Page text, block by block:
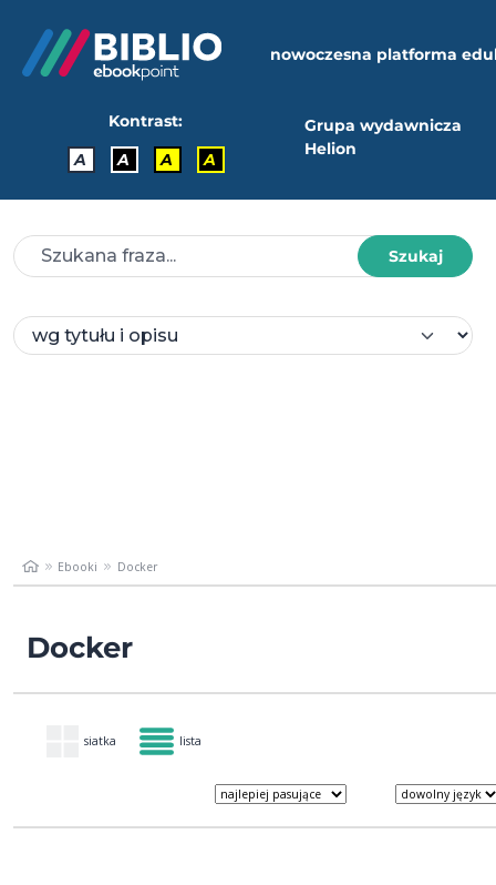
nowoczesna platforma
Kontrast:
A
A A A
Grupa wydawnicza
Helion
Szukaj
Ebooki Docker
Docker
siatka lista